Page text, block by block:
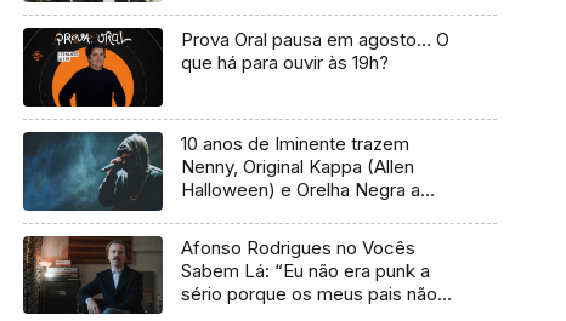
Prova Oral pausa em agosto… O
que há para ouvir às 19h?
10 anos de Iminente trazem
Nenny, Original Kappa (Allen
Halloween) e Orelha Negra a
Afonso Rodrigues no Vocês
Sabem Lá: “Eu não era punk a
sério porque os meus pais não